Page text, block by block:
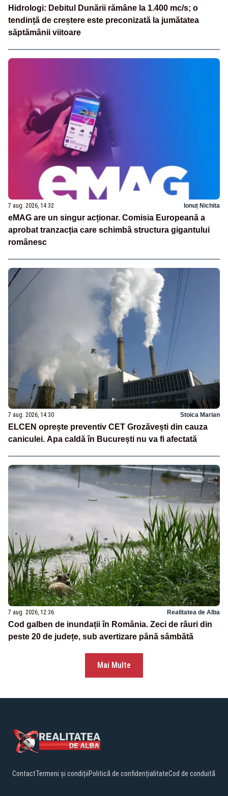
Hidrologi: Debitul Dunării rămâne la 1.400 mc/s; o
tendință de creștere este preconizată la jumătatea
săptămânii viitoare
7 aug. 2026, 14:32 Ionuț Nichita
eMAG are un singur acționar. Comisia Europeană a
aprobat tranzacția care schimbă structura gigantului
românesc
7 aug. 2026, 14:30 Stoica Marian
ELCEN oprește preventiv CET Grozăvești din cauza
caniculei. Apa caldă în București nu va fi afectată
7 aug. 2026, 12:36 Realitatea de Alba
Cod galben de inundații în România. Zeci de râuri din
peste 20 de județe, sub avertizare până sâmbătă
Mai Multe
ContactTermeni și condițiiPolitică de confidențialitateCod de conduită